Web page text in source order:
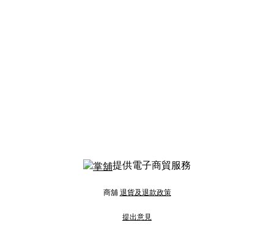
提供電子商貿服務
商舖 退貨及退款政策
提出意見